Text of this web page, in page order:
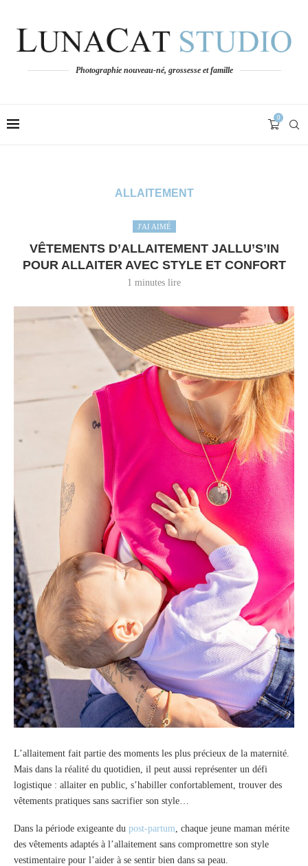
Photographie nouveau-né, grossesse et famille
0
ALLAITEMENT
J'AI AIMÉ
VÊTEMENTS D’ALLAITEMENT JALLU’S’IN
POUR ALLAITER AVEC STYLE ET CONFORT
1 minutes lire
L’allaitement fait partie des moments les plus précieux de la maternité.
Mais dans la réalité du quotidien, il peut aussi représenter un défi
logistique : allaiter en public, s’habiller confortablement, trouver des
vêtements pratiques sans sacrifier son style…
Dans la période exigeante du post-partum, chaque jeune maman mérite
des vêtements adaptés à l’allaitement sans compromettre son style
vestimentaire pour l’aider à se sentir bien dans sa peau.